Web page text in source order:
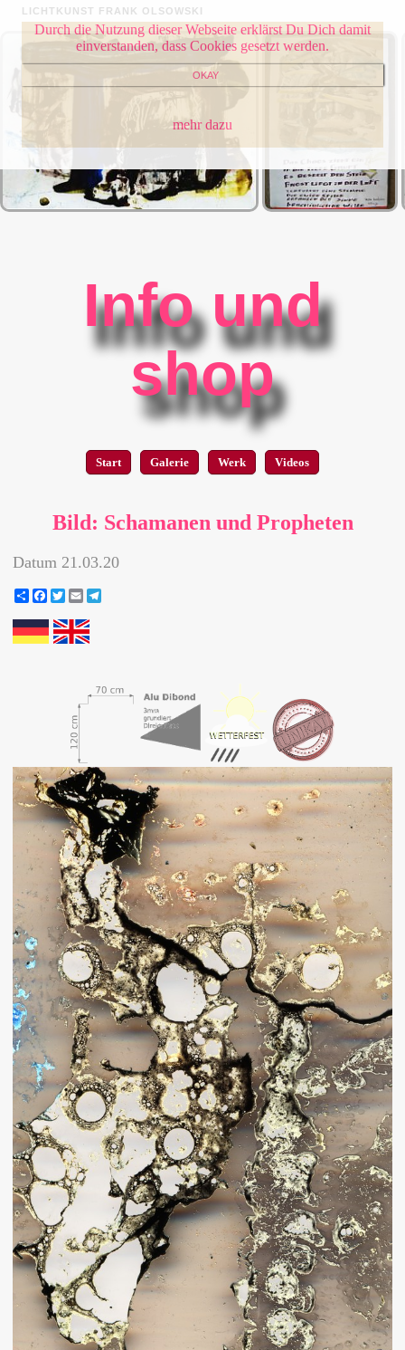
Durch die Nutzung dieser Webseite erklärst Du Dich damit
einverstanden, dass Cookies gesetzt werden.
OKAY
mehr dazu
LICHTKUNST FRANK OLSOWSKI
Info und
shop
Start Galerie Werk Videos
Bild: Schamanen und Propheten
Datum 21.03.20
ShareFacebook
Twitter
Email